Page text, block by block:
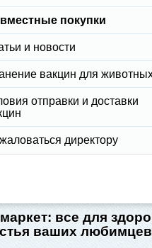
покупки
и новости
вакцин для
отправки и доставки
директору
все для
ваших